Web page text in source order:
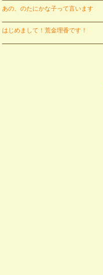
あの、のたにかな子って言います
はじめまして！荒金理香です！